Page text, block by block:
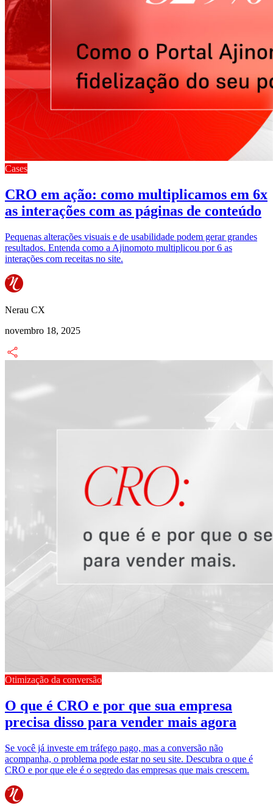
Cases
CRO em ação: como multiplicamos em 6x
as interações com as páginas de conteúdo
Pequenas alterações visuais e de usabilidade podem gerar grandes
resultados. Entenda como a Ajinomoto multiplicou por 6 as
interações com receitas no site.
Nerau CX
novembro 18, 2025
Otimização da conversão
O que é CRO e por que sua empresa
precisa disso para vender mais agora
Se você já investe em tráfego pago, mas a conversão não
acompanha, o problema pode estar no seu site. Descubra o que é
CRO e por que ele é o segredo das empresas que mais crescem.